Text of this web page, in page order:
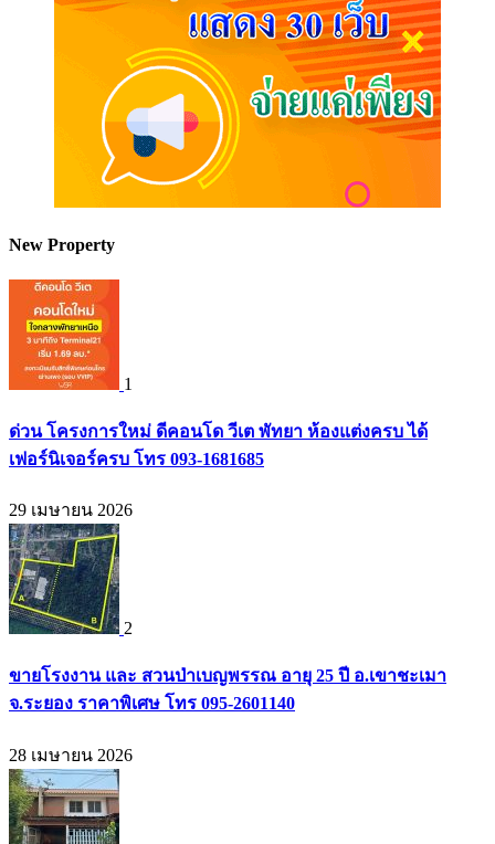
New Property
1
ด่วน โครงการใหม่ ดีคอนโด วีเต พัทยา ห้องแต่งครบ ได้
เฟอร์นิเจอร์ครบ โทร 093-1681685
29 เมษายน 2026
2
ขายโรงงาน และ สวนป่าเบญพรรณ อายุ 25 ปี อ.เขาชะเมา
จ.ระยอง ราคาพิเศษ โทร 095-2601140
28 เมษายน 2026